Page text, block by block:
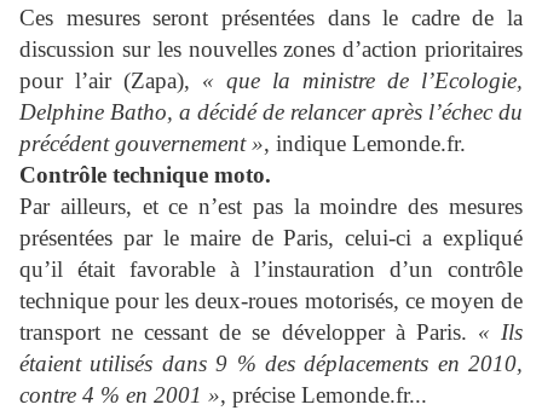
Ces mesures seront présentées dans le cadre de la
discussion sur les nouvelles zones d’action prioritaires
pour l’air (Zapa), « que la ministre de l’Ecologie,
Delphine Batho, a décidé de relancer après l’échec du
précédent gouvernement », indique Lemonde.fr.
Contrôle technique moto.
Par ailleurs, et ce n’est pas la moindre des mesures
présentées par le maire de Paris, celui-ci a expliqué
qu’il était favorable à l’instauration d’un contrôle
technique pour les deux-roues motorisés, ce moyen de
transport ne cessant de se développer à Paris. « Ils
étaient utilisés dans 9 % des déplacements en 2010,
contre 4 % en 2001 », précise Lemonde.fr...